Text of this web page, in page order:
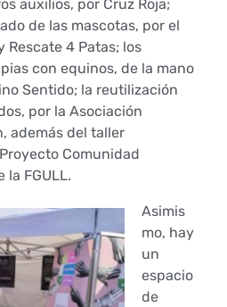
auxilios, por Cruz Roja;
de las mascotas, por el
4 Patas; los
con equinos, de la mano
Sentido; la reutilización
por la Asociación
además del taller
Comunidad
la FGULL.
Asimis
mo, hay
un
espacio
de